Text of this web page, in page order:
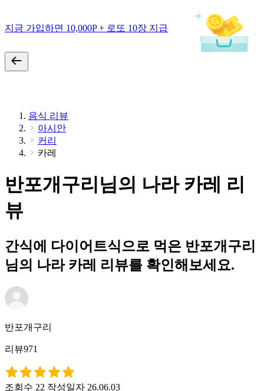
지금 가입하면 10,000P + 로또 10장 지급
음식 리뷰
아시안
커리
카레
반포개구리님의 나라 카레 리
뷰
간식에 다이어트식으로 먹은 반포개구리
님의 나라 카레 리뷰를 확인해보세요.
반포개구리
리뷰971
조회수 22 작성일자 26.06.03